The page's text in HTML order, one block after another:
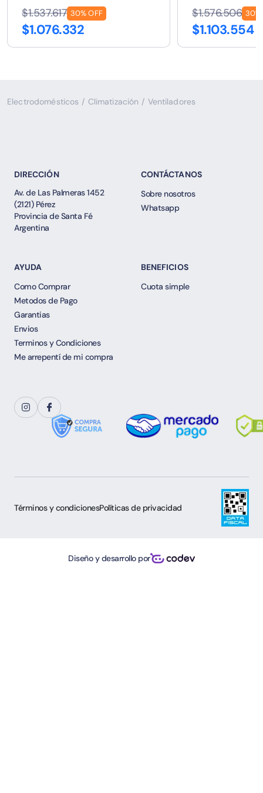
$1.537.617 30% OFF
$1.076.332
$1.576.506 30%
$1.103.554
Electrodomésticos / Climatización / Ventiladores
DIRECCIÓN
Av. de Las Palmeras 1452
(2121) Pérez
Provincia de Santa Fé
Argentina
CONTÁCTANOS
Sobre nosotros
Whatsapp
AYUDA
Como Comprar
Metodos de Pago
Garantias
Envios
Terminos y Condiciones
Me arrepentí de mi compra
BENEFICIOS
Cuota simple
Términos y condicionesPolíticas de privacidad
Diseño y desarrollo por